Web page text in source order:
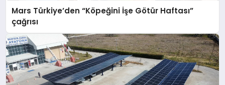
Mars Türkiye’den “Köpeğini İşe Götür Haftası”
çağrısı